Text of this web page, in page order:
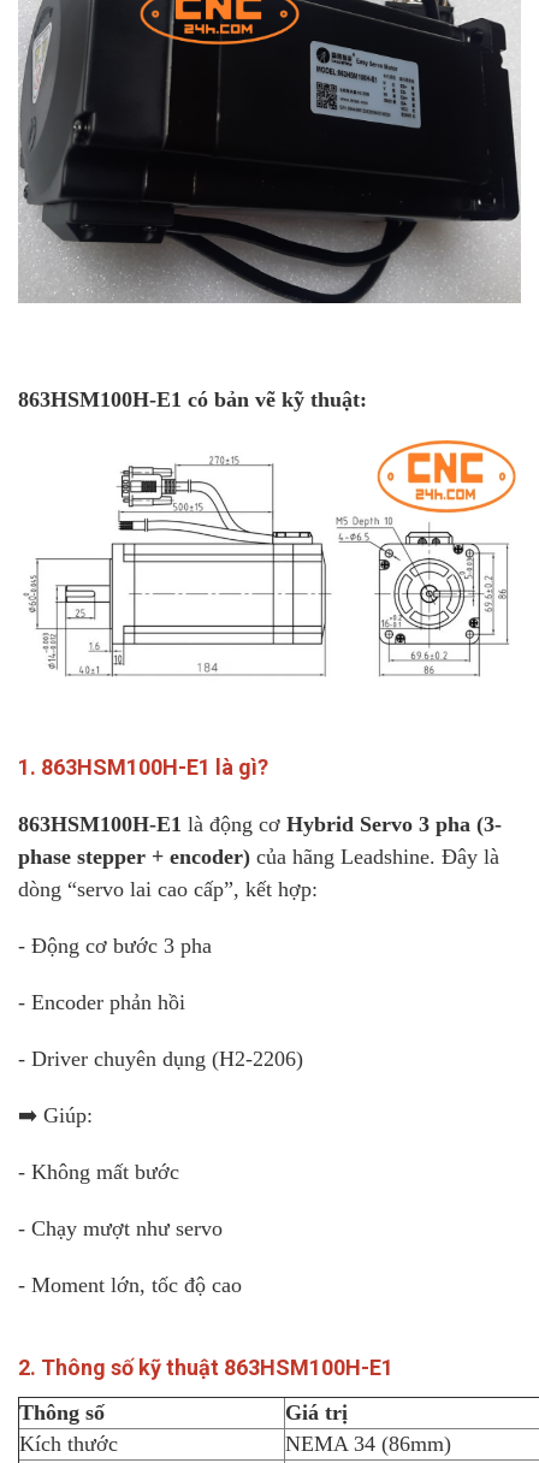
863HSM100H-E1 có bản vẽ kỹ thuật:
1. 863HSM100H-E1 là gì?
863HSM100H-E1 là động cơ Hybrid Servo 3 pha (3-
phase stepper + encoder) của hãng Leadshine. Đây là
dòng “servo lai cao cấp”, kết hợp:
- Động cơ bước 3 pha
- Encoder phản hồi
- Driver chuyên dụng (H2-2206)
➡️ Giúp:
- Không mất bước
- Chạy mượt như servo
- Moment lớn, tốc độ cao
2. Thông số kỹ thuật 863HSM100H-E1
Thông số
Giá trị
Kích thước
NEMA 34 (86mm)